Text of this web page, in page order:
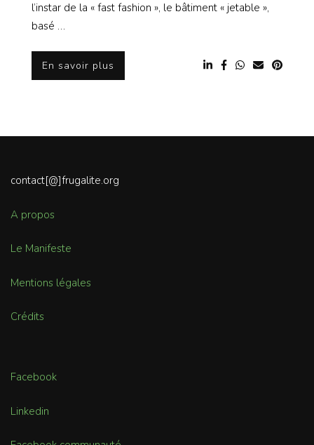
l’instar de la « fast fashion », le bâtiment « jetable »,
basé …
En savoir plus
contact[@]frugalite.org
A propos
Le Manifeste
Mentions légales
Crédits
Facebook
Linkedin